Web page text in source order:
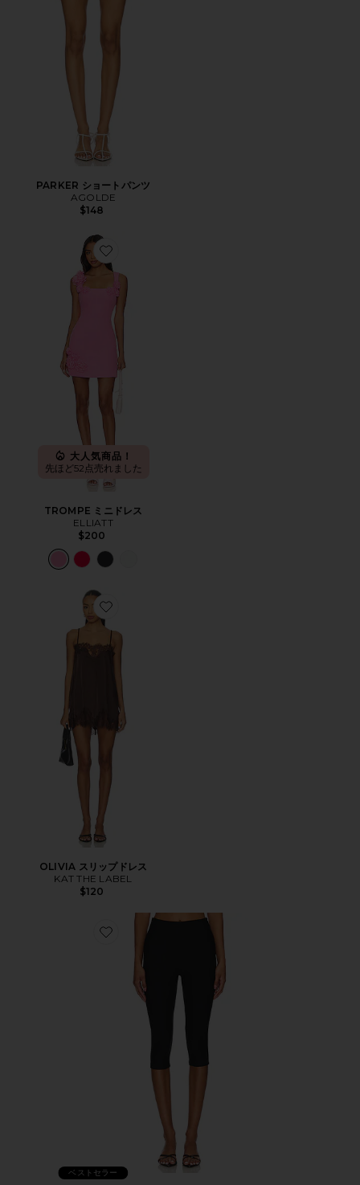
PARKER ショートパンツ
AGOLDE
$148
Favorite TROMPE ミニドレス
大人気商品！
先ほど52点売れました
TROMPE ミニドレス
ELLIATT
$200
Favorite OLIVIA スリップドレス
OLIVIA スリップドレス
KAT THE LABEL
$120
Favorite CHAYA カプリ
ベストセラー